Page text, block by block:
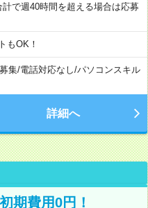
で週40時間を超える場合は応募
もOK！
集/電話対応なし/パソコンスキル
詳細へ
期費用0円！